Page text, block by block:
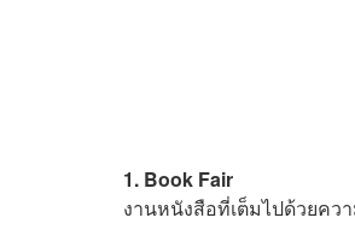
1. Book Fair
งานหนังสือที่เต็มไปด้วยค